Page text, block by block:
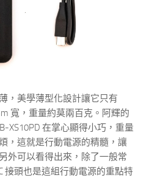
，美學薄型化設計讓它只有
寬，重量約莫兩百克。阿輝的
XS10PD 在掌心顯得小巧，重量
，這就是行動電源的精髓，讓
外可以看得出來，除了一般常
接頭也是這組行動電源的重點特